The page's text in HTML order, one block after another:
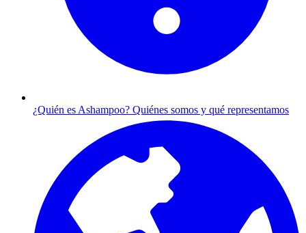
¿Quién es Ashampoo? Quiénes somos y qué representamos